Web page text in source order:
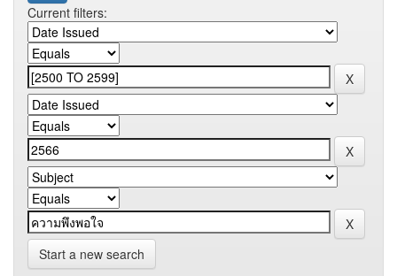
Current filters:
Start a new search